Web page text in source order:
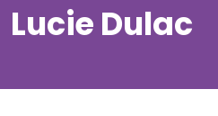
Lucie Dulac